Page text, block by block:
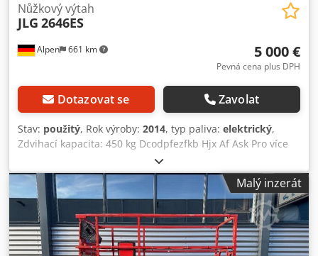
Alpen 661 km
Nůžkový výtah
JLG 2646ES
5 000 €
Pevná cena plus DPH
Dotazovat se Zavolat
Stav: použitý, Rok výroby: 2014, typ paliva: elektrický,
Zdvihací kapacita: 450 kg Dcodpfezfkb Hjx Af Ask Pro více
informací se obraťte na centrum použitých zařízení.
Malý inzerát